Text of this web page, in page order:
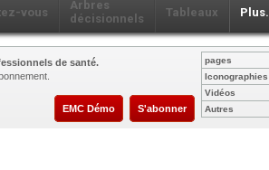
vous
Arbres
décisionnels
Tableaux
de santé.
EMC Démo S'abonner
pages
Iconographies
Vidéos
Autres